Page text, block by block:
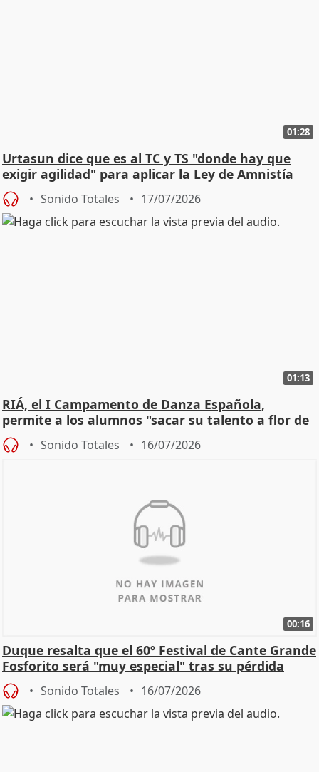
01:28
Urtasun dice que es al TC y TS "donde hay que
exigir agilidad" para aplicar la Ley de Amnistía
Sonido Totales 17/07/2026
01:13
RIÁ, el I Campamento de Danza Española,
permite a los alumnos "sacar su talento a flor de
piel"
Sonido Totales 16/07/2026
00:16
Duque resalta que el 60º Festival de Cante Grande
Fosforito será "muy especial" tras su pérdida
Sonido Totales 16/07/2026